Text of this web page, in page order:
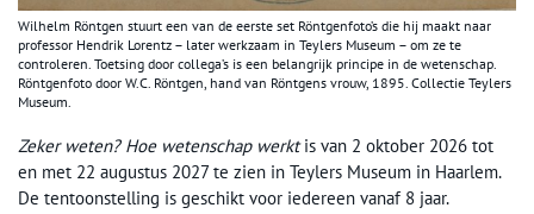
Wilhelm Röntgen stuurt een van de eerste set Röntgenfoto’s die hij maakt naar
professor Hendrik Lorentz – later werkzaam in Teylers Museum – om ze te
controleren. Toetsing door collega’s is een belangrijk principe in de wetenschap.
Röntgenfoto door W.C. Röntgen, hand van Röntgens vrouw, 1895. Collectie Teylers
Museum.
Zeker weten? Hoe wetenschap werktis van 2 oktober 2026 tot
en met 22 augustus 2027 te zien in Teylers Museum in Haarlem.
De tentoonstelling is geschikt voor iedereen vanaf 8 jaar.